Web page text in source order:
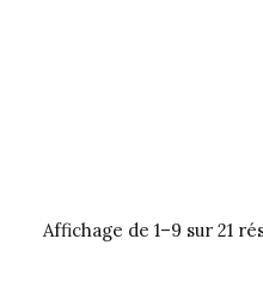
Affichage de 1–9 sur 21